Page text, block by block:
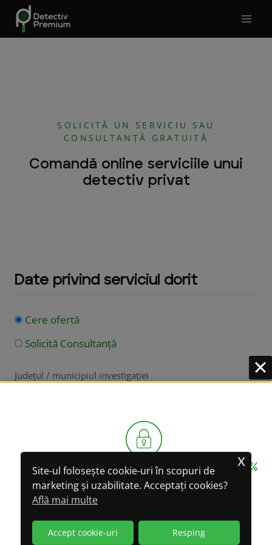
Site-ul folosește cookie-uri în scopuri de
marketing și uzabilitate. Acceptați cookies?
Află mai multe
Accept cookie-uri Resping
x
Skip
content
SOLICITĂ UN SERVICIU SAU
CONSULTANȚĂ GRATUITĂ
Comandă online serviciile unui
detectiv privat
Date privind serviciul dorit
Cere ofertă
Solicită Consultanță
Județul / municipiul investigației
Serviciul Dorit
CONFIDENȚIALITATE GARANTATĂ 100%
LA CONVERSAȚIILE
PRIN WHATSAPP!
(WhatsApp oferă criptare integrală a datelor)